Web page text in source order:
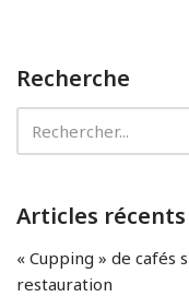
Recherche
Articles récents
« Cupping » de cafés
restauration